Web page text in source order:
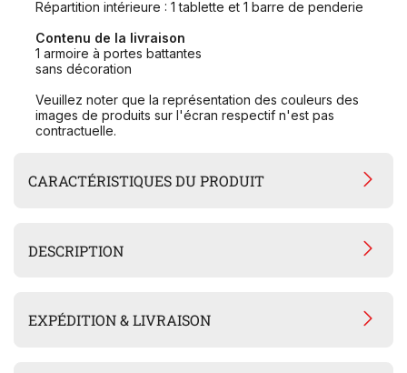
Répartition intérieure : 1 tablette et 1 barre de penderie
Contenu de la livraison
1 armoire à portes battantes
sans décoration
Veuillez noter que la représentation des couleurs des
images de produits sur l'écran respectif n'est pas
contractuelle.
CARACTÉRISTIQUES DU PRODUIT
DESCRIPTION
EXPÉDITION & LIVRAISON